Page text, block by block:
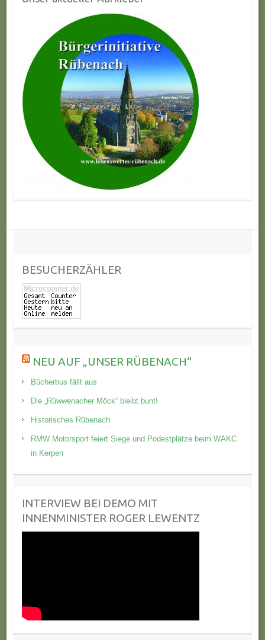
BESUCHERZÄHLER
NEU AUF „UNSER RÜBENACH“
Bücherbus fällt aus
Die „Rüwwenacher Möck“ bleibt bunt!
Historisches Rübenach
RMW Motorsport feiert Siege und Podestplätze beim WAKC
in Kerpen
INTERVIEW BEI DEMO MIT
INNENMINISTER ROGER LEWENTZ